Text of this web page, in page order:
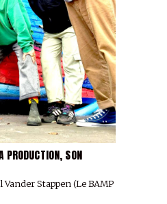
PRODUCTION, SON
Stappen (Le BAMP